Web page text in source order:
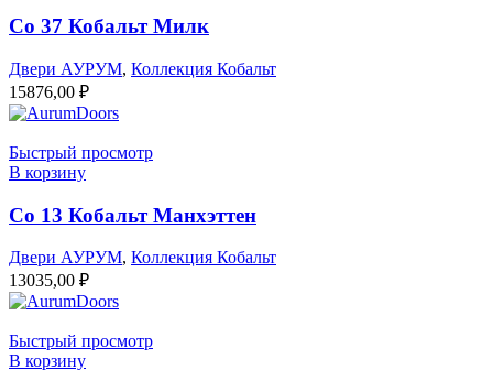
Co 37 Кобальт Милк
Двери АУРУМ, Коллекция Кобальт
15876,00 ₽
Быстрый просмотр
В корзину
Co 13 Кобальт Манхэттен
Двери АУРУМ, Коллекция Кобальт
13035,00 ₽
Быстрый просмотр
В корзину